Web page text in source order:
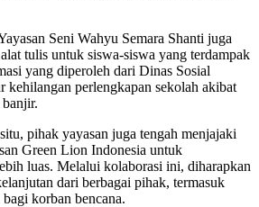
Seni Wahyu Semara Shanti juga
tulis untuk siswa-siswa yang terdampak
yang diperoleh dari Dinas Sosial
kehilangan perlengkapan sekolah akibat
pihak yayasan juga tengah menjajaki
Green Lion Indonesia untuk
luas. Melalui kolaborasi ini, diharapkan
dari berbagai pihak, termasuk
korban bencana.